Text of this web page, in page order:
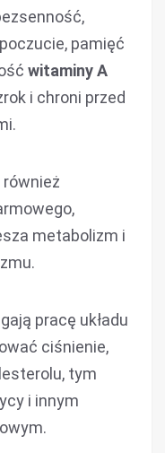
pamięć
witaminy A
i chroni przed
metabolizm i
pracę układu
ciśnienie,
tym
i innym